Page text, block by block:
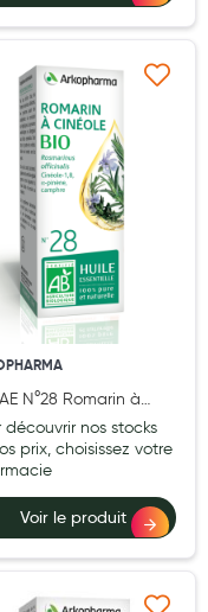
N°28 Romarin à
BIO 10 ml
officinalis CT
découvrir nos stocks
prix, choisissez votre
Voir le produit
Ajouter à ma liste